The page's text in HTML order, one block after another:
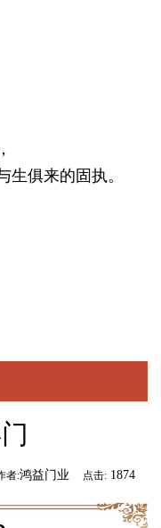
生俱来的固执。
适的生活条件，
轩昂。
生俱来的固执。
者:鸿益门业 点击: 1874